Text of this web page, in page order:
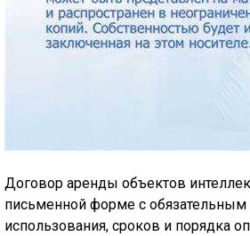
Договор аренды объектов
письменной форме с обязательным
использования, сроков и порядка